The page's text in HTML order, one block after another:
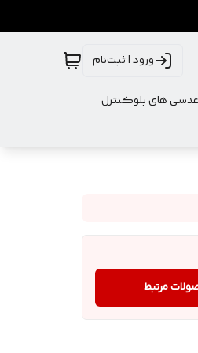
ورود | ثبت‌نام
عدسی های بلوکنترل
مرتبط